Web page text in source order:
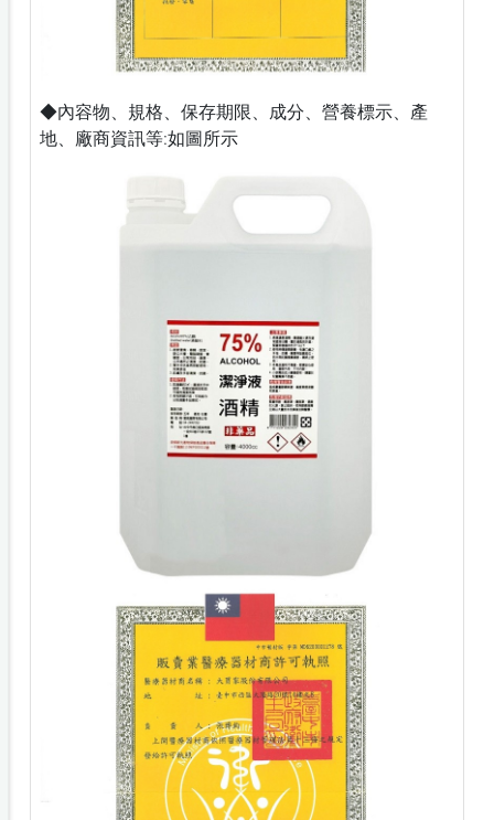
◆內容物、規格、保存期限、成分、營養標示、產
地、廠商資訊等:如圖所示